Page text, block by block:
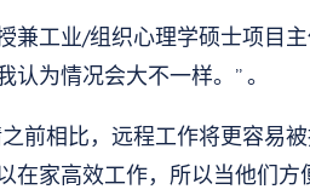
兼工业/组织心理学硕士项目
认为情况会大不一样。” 。
之前相比，远程工作将更容易
在家高效工作，所以当他们